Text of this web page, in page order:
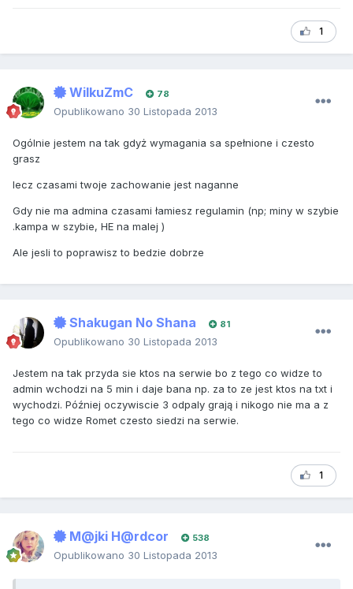
1
WilkuZmC 78
Opublikowano 30 Listopada 2013
Ogólnie jestem na tak gdyż wymagania sa spełnione i czesto
grasz
lecz czasami twoje zachowanie jest naganne
Gdy nie ma admina czasami łamiesz regulamin (np; miny w szybie
.kampa w szybie, HE na malej )
Ale jesli to poprawisz to bedzie dobrze
Shakugan No Shana 81
Opublikowano 30 Listopada 2013
Jestem na tak przyda sie ktos na serwie bo z tego co widze to
admin wchodzi na 5 min i daje bana np. za to ze jest ktos na txt i
wychodzi. Później oczywiscie 3 odpaly grają i nikogo nie ma a z
tego co widze Romet czesto siedzi na serwie.
1
M@jki H@rdcor 538
Opublikowano 30 Listopada 2013